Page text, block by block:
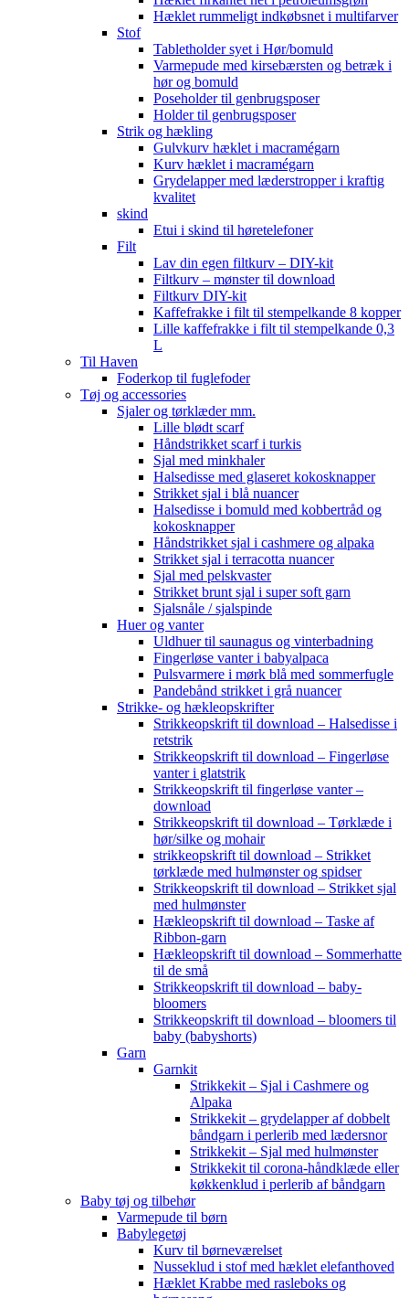
Hæklet rummeligt indkøbsnet i multifarver
Stof
Tabletholder syet i Hør/bomuld
Varmepude med kirsebærsten og betræk i
hør og bomuld
Poseholder til genbrugsposer
Holder til genbrugsposer
Strik og hækling
Gulvkurv hæklet i macramégarn
Kurv hæklet i macramégarn
Grydelapper med læderstropper i kraftig
kvalitet
skind
Etui i skind til høretelefoner
Filt
Lav din egen filtkurv – DIY-kit
Filtkurv – mønster til download
Filtkurv DIY-kit
Kaffefrakke i filt til stempelkande 8 kopper
Lille kaffefrakke i filt til stempelkande 0,3
L
Til Haven
Foderkop til fuglefoder
Tøj og accessories
Sjaler og tørklæder mm.
Lille blødt scarf
Håndstrikket scarf i turkis
Sjal med minkhaler
Halsedisse med glaseret kokosknapper
Strikket sjal i blå nuancer
Halsedisse i bomuld med kobbertråd og
kokosknapper
Håndstrikket sjal i cashmere og alpaka
Strikket sjal i terracotta nuancer
Sjal med pelskvaster
Strikket brunt sjal i super soft garn
Sjalsnåle / sjalspinde
Huer og vanter
Uldhuer til saunagus og vinterbadning
Fingerløse vanter i babyalpaca
Pulsvarmere i mørk blå med sommerfugle
Pandebånd strikket i grå nuancer
Strikke- og hækleopskrifter
Strikkeopskrift til download – Halsedisse i
retstrik
Strikkeopskrift til download – Fingerløse
vanter i glatstrik
Strikkeopskrift til fingerløse vanter –
download
Strikkeopskrift til download – Tørklæde i
hør/silke og mohair
strikkeopskrift til download – Strikket
tørklæde med hulmønster og spidser
Strikkeopskrift til download – Strikket sjal
med hulmønster
Hækleopskrift til download – Taske af
Ribbon-garn
Hækleopskrift til download – Sommerhatte
til de små
Strikkeopskrift til download – baby-
bloomers
Strikkeopskrift til download – bloomers til
baby (babyshorts)
Garn
Garnkit
Strikkekit – Sjal i Cashmere og
Alpaka
Strikkekit – grydelapper af dobbelt
båndgarn i perlerib med lædersnor
Strikkekit – Sjal med hulmønster
Strikkekit til corona-håndklæde eller
køkkenklud i perlerib af båndgarn
Baby tøj og tilbehør
Varmepude til børn
Babylegetøj
Kurv til børneværelset
Nusseklud i stof med hæklet elefanthoved
Hæklet Krabbe med rasleboks og